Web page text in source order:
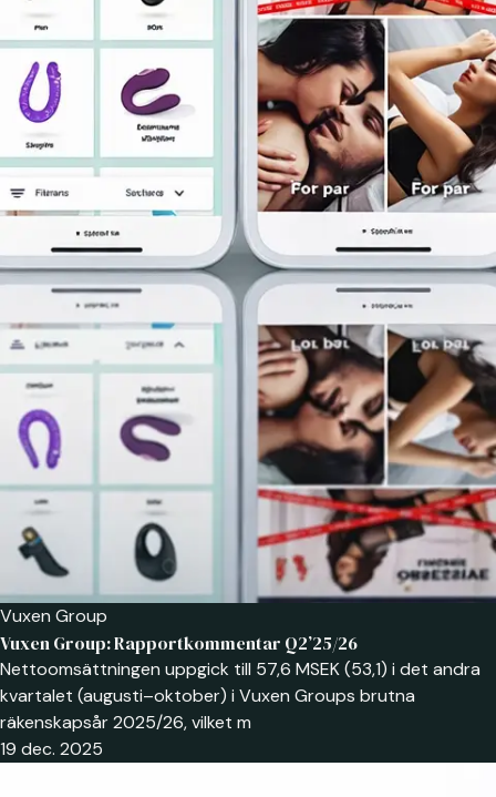
Vuxen Group
Vuxen Group: Rapportkommentar Q2’25/26
Nettoomsättningen uppgick till 57,6 MSEK (53,1) i det andra
kvartalet (augusti–oktober) i Vuxen Groups brutna
räkenskapsår 2025/26, vilket m
19 dec. 2025